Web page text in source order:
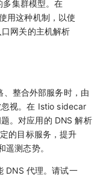
多集群模型。在
用这种机制，以使
网关的主机解析
、整合外部服务时，由
视。在 Istio sidecar
。对应用的 DNS 解析
的目标服务，提升
测态势。
DNS 代理。请试一